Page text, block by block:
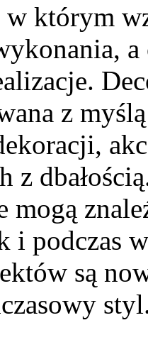
którym
z
z
mogą
i podczas
są